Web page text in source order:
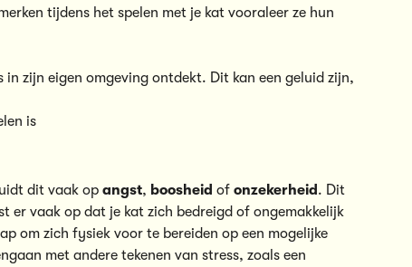
tijdens het spelen met je kat vooraleer ze hun
zijn eigen omgeving ontdekt. Dit kan een geluid zijn,
is
dit vaak op angst, boosheid of onzekerheid . Dit
er vaak op dat je kat zich bedreigd of ongemakkelijk
om zich fysiek voor te bereiden op een mogelijke
met andere tekenen van stress, zoals een